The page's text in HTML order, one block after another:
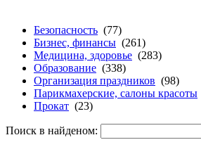
Безопасность (77)
Бизнес, финансы (261)
Медицина, здоровье (283)
Образование (338)
Организация праздников (98)
Парикмахерские, салоны красоты
Прокат (23)
Поиск в найденом: